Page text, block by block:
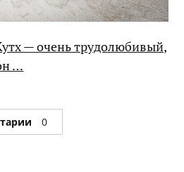
— очень трудолюбивый,
…
0